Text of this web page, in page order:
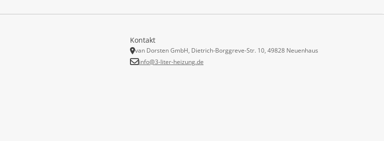
Kontakt
van Dorsten GmbH, Dietrich-Borggreve-Str. 10, 49828 Neuenhaus
info@3-liter-heizung.de